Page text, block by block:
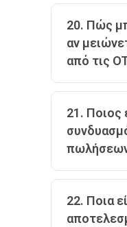
20. Πώς
αν
από τις
21. Ποιος
22. Ποια